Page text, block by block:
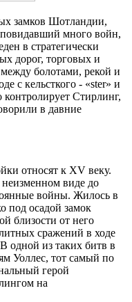
замков Шотландии,
много войн,
в стратегически
дорог, торговых и
болотами, рекой и
с кельсткого - «ster» и
контролирует Стирлинг,
в давние
относят к XV веку.
виде до
войны. Жилось в
под осадой замок
близости от него
сражений в ходе
одной из таких битв в
Уоллес, тот самый по
герой
на